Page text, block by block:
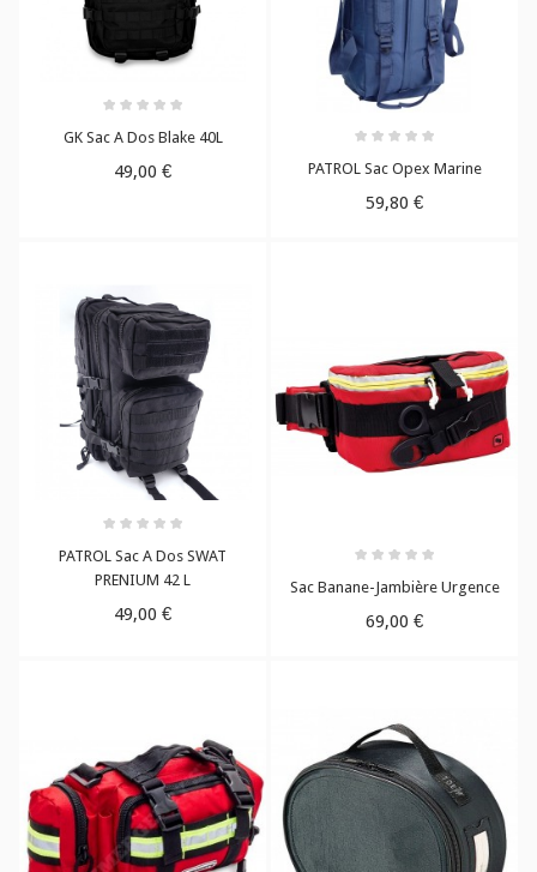
GK Sac A Dos Blake 40L
49,00 € PATROL Sac Opex Marine
59,80 €
PATROL Sac A Dos SWAT
PRENIUM 42 L
49,00 €
Sac Banane-Jambière Urgence
69,00 €